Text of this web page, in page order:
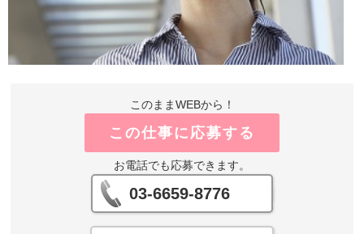
このままWEBから！
この仕事に応募する
お電話でも応募できます。
03-6659-8776